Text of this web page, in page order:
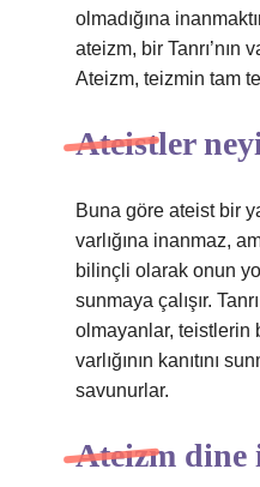
olmadığına
ateizm, bir Tanrı’nın
Ateizm, teizmin tam
Ateistler
Buna göre ateist bir
varlığına inanmaz,
bilinçli olarak onun
sunmaya çalışır.
olmayanlar, teistlerin
varlığının kanıtını
savunurlar.
Ateizm dine